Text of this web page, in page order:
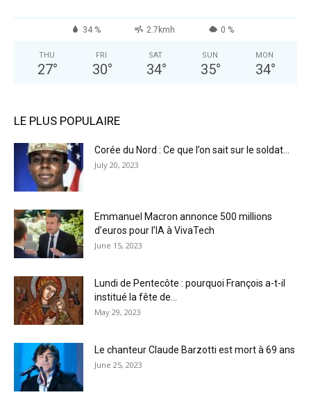
34 % 2.7kmh 0 %
THU
27°
FRI
30°
SAT
34°
SUN
35°
MON
34°
LE PLUS POPULAIRE
Corée du Nord : Ce que l’on sait sur le soldat...
July 20, 2023
Emmanuel Macron annonce 500 millions
d’euros pour l’IA à VivaTech
June 15, 2023
Lundi de Pentecôte : pourquoi François a-t-il
institué la fête de...
May 29, 2023
Le chanteur Claude Barzotti est mort à 69 ans
June 25, 2023